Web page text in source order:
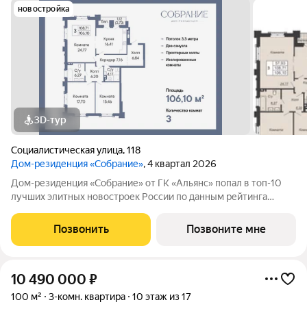
новостройка
3D-тур
Социалистическая улица,118
Дом-резиденция «Собрание», 4 квартал 2026
Дом-резиденция «Собрание» от ГК «Альянс» попал в топ-10
лучших элитных новостроек России по данным рейтинга
неоклассицизма Дом-резиденция «Собрание» расположился в
историческом центре
Позвонить Позвоните мне
10 490 000 ₽
100 м² 3-комн. квартира 10 этаж из 17